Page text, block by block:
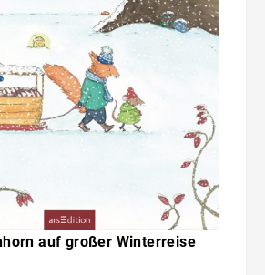
auf großer Winterreise